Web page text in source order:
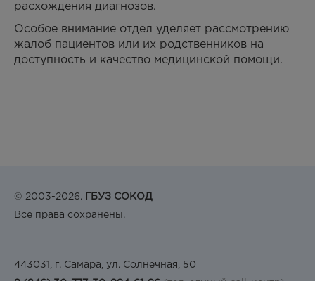
расхождения диагнозов.
Особое внимание отдел уделяет рассмотрению
жалоб пациентов или их родственников на
доступность и качество медицинской помощи.
© 2003-2026. ГБУЗ СОКОД
Все права сохранены.
443031, г. Самара, ул. Солнечная, 50